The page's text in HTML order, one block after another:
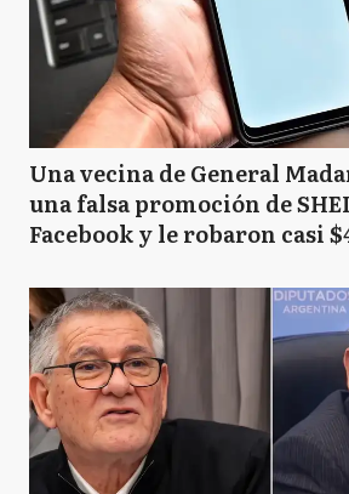
Una vecina de General
una falsa promoción de
Facebook y le robaron casi